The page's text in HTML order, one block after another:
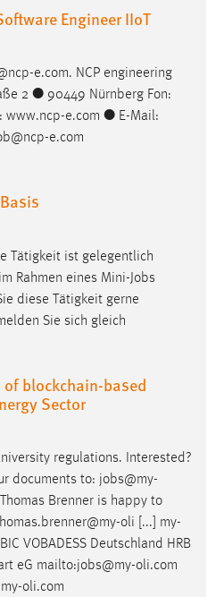
Engineer IIoT
e.com. NCP engineering
2 ● 90449 Nürnberg Fon:
e.com ● E-Mail:
@ncp-e.com
Tätigkeit ist gelegentlich
Rahmen eines Mini-Jobs
diese Tätigkeit gerne
Sie sich gleich
blockchain-based
Sector
regulations. Interested?
documents to: jobs@my-
Brenner is happy to
oli [...] my-
VOBADESS Deutschland HRB
eG mailto:jobs@my-oli.com
oli.com